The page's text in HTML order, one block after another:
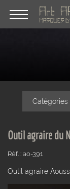
Catégories
Outil agraire du
Réf. : ao-391
Outil agraire